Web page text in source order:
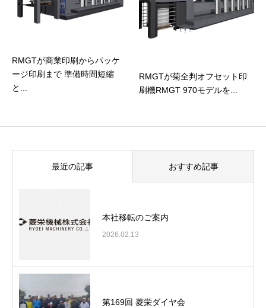
RMGTが商業印刷からパッケ
ージ印刷まで 準備時間短縮
と...
RMGTが菊全判オフセット印
刷機RMGT 970モデルを...
最近の記事 おすすめ記事
本社移転のご案内
2026.02.13
第169回 菱栄ダイヤ会